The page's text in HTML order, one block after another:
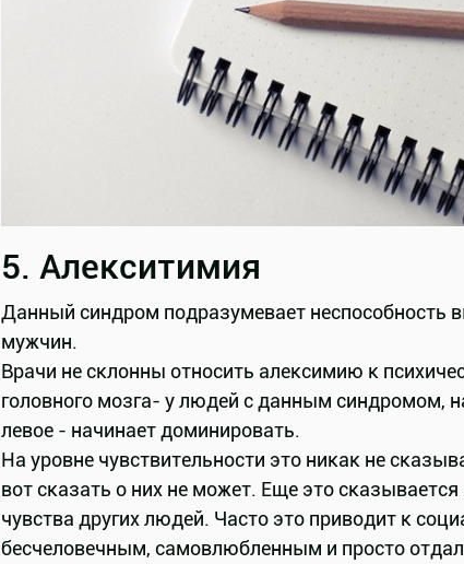
5. Алекситимия
Данный синдром подразумевает неспособность
мужчин.
Врачи не склонны относить алексимию к
головного мозга- у людей с данным синдромом,
левое - начинает доминировать.
На уровне чувствительности это никак не
вот сказать о них не может. Еще это
чувства других людей. Часто это приводит к
бесчеловечным, самовлюбленным и просто